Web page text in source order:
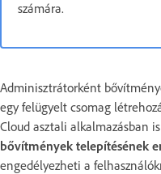
számára.
Adminisztrátorként
egy felügyelt csomag
Cloud asztali alkalmazásban
bővítmények telepítésének
engedélyezheti a